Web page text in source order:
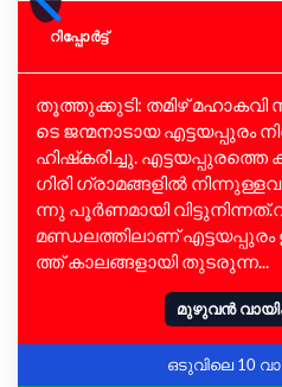
റിപ്പോര്‍ട്ട്
തൂ​ത്തു​ക്കു​ടി: ത​മി​ഴ്
ടെ ജ​ന്മ​നാ​ടാ​യ എ​ട്ട​യ​പ്പു​രം
ഹി​ഷ്‌​ക​രി​ച്ചു. എ​ട്ട​യ​പ്പു​ര​ത്തെ
ഗി​രി ഗ്രാ​മ​ങ്ങ​ളി​ൽ
ന്നു പൂ​ർ​ണ​മാ​യി
മ​ണ്ഡ​ല​ത്തി​ലാ​ണ് എ​ട്ട​യ​പ്പു​രം
ത്ത് കാ​ല​ങ്ങ​ളാ​യി തു​ട​രു​ന്ന...
മുഴുവൻ
ഒടുവിലെ 10